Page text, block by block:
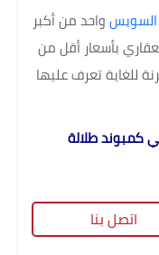
السويس واحد من أكبر
بأسعار أقل من
للغاية تعرف عليها
كمبوند طلالة
اتصل بنا